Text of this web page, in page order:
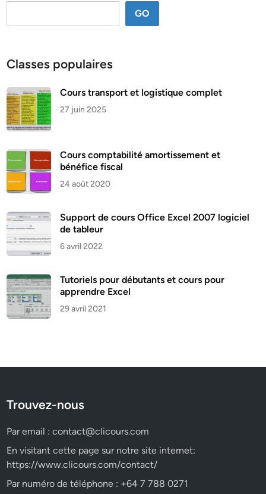
GO
Classes populaires
Cours transport et logistique complet
27 juin 2025
Cours comptabilité amortissement et
bénéfice fiscal
24 août 2020
Support de cours Office Excel 2007 logiciel
de tableur
6 avril 2022
Tutoriels pour débutants et cours pour
apprendre Excel
29 avril 2021
Trouvez-nous
Par email :contact@clicours.com
En visitant cette page sur notre site internet:
https://www.clicours.com/contact/
Par numéro de téléphone : +64 7 788 0271